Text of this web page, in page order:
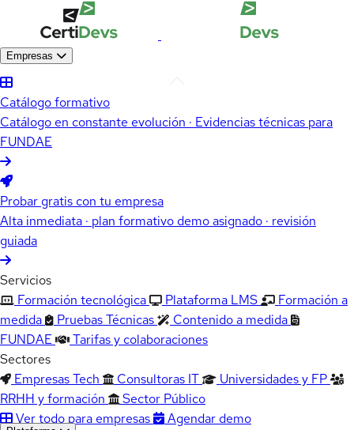
Empresas
Catálogo formativo
Catálogo en constante evolución · Evidencias técnicas para
FUNDAE
Probar gratis con tu empresa
Alta inmediata · plan formativo demo asignado · revisión
guiada
Servicios
Formación tecnológica
Plataforma LMS
Formación a
medida
Pruebas Técnicas
Contenido a medida
FUNDAE
Tarifas y colaboraciones
Sectores
Empresas Tech
Consultoras IT
Universidades y FP
RRHH y formación
Sector Público
Ver todo para empresas
Agendar demo